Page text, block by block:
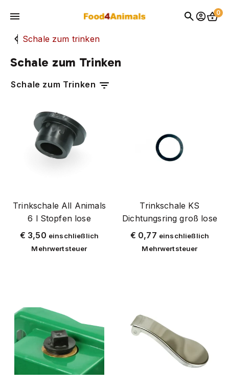
Startseite
Veranstaltungen
Kontakt
0
schale zum trinken
Schale zum Trinken
Schale zum Trinken
exclusief voor dierenartsen
geflügel
marken
teile
vogelschutzdach
tränken
mate
drench-mate
drenchmatic
Trinkschale All Animals
6 l Stopfen lose
€ 3,50 einschließlich
Mehrwertsteuer
Trinkschale KS
Dichtungsring groß lose
€ 0,77 einschließlich
Mehrwertsteuer